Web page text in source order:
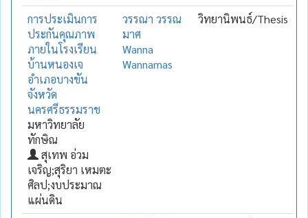
การประเมินการ
ประกันคุณภาพ
ภายในโรงเรียน
บ้านหนองเจ
อำเภอบางขัน
จังหวัด
นครศรีธรรมราช
มหาวิทยาลัย
ทักษิณ
สุเทพ อ่วม
เจริญ;สุริยา เหมตะ
ศิลป;งบประมาณ
แผ่นดิน
วรรณา วรรณ
มาศ
Wanna
Wannamas
วิทยานิพนธ์/Thesis